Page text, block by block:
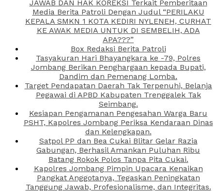
JAWAB DAN HAK KOREKSI Terkait Pemberitaan
Media Berita Patroli Dengan Judul “PERILAKU
KEPALA SMKN 1 KOTA KEDIRI NYLENEH, CURHAT
KE AWAK MEDIA UNTUK DI SEMBELIH, ADA
APA???”
Box Redaksi Berita Patroli
Tasyakuran Hari Bhayangkara ke -79, Polres
Jombang Berikan Penghargaan kepada Bupati,
Dandim dan Pemenang Lomba.
Target Pendapatan Daerah Tak Terpenuhi, Belanja
Pegawai di APBD Kabupaten Trenggalek Tak
Seimbang.
Kesiapan Pengamanan Pengesahan Warga Baru
PSHT, Kapolres Jombang Periksa Kendaraan Dinas
dan Kelengkapan.
Satpol PP dan Bea Cukai Blitar Gelar Razia
Gabungan, Berhasil Amankan Puluhan Ribu
Batang Rokok Polos Tanpa Pita Cukai.
Kapolres Jombang Pimpin Upacara Kenaikan
Pangkat Anggotanya, Tegaskan Peningkatan
Tanggung Jawab, Profesionalisme, dan Integritas.